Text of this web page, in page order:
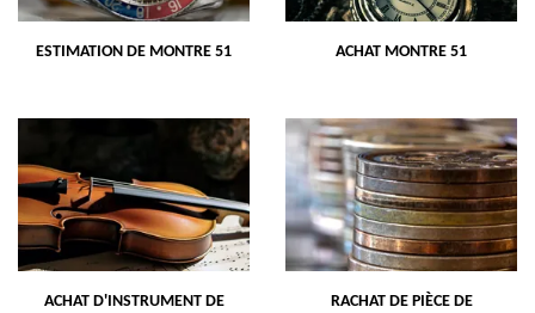
ESTIMATION DE MONTRE 51 ACHAT MONTRE 51
ACHAT D'INSTRUMENT DE
RACHAT DE PIÈCE DE